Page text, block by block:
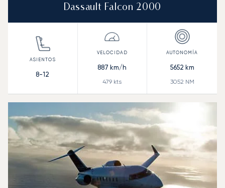
Dassault Falcon 2000
8-12
887 km/h
479 kts
5652 km
3052 NM